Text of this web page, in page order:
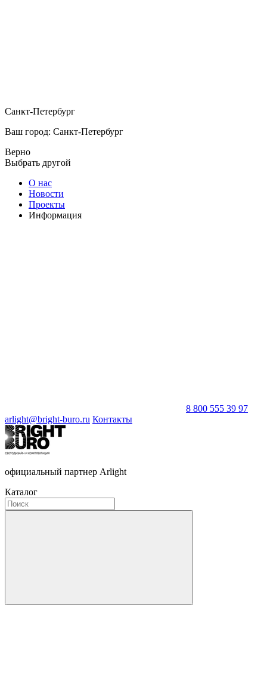
Санкт-Петербург
Ваш город: Санкт-Петербург
Верно
Выбрать другой
О нас
Новости
Проекты
Информация
8 800 555 39 97
arlight@bright-buro.ru Контакты
официальный партнер Arlight
Каталог